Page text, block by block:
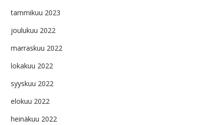
tammikuu 2023
joulukuu 2022
marraskuu 2022
lokakuu 2022
syyskuu 2022
elokuu 2022
heinäkuu 2022